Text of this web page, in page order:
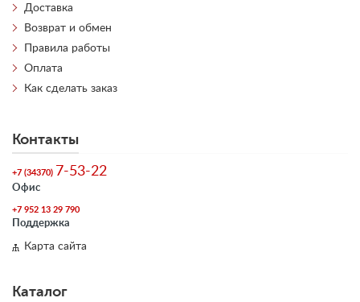
Доставка
Возврат и обмен
Правила работы
Оплата
Как сделать заказ
Контакты
+7 (34370) 7-53-22
Офис
+7 952 13 29 790
Поддержка
Карта сайта
Каталог